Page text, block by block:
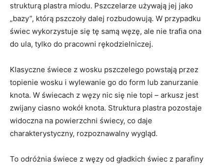
strukturą plastra miodu. Pszczelarze używają jej jako
„bazy”, którą pszczoły dalej rozbudowują. W przypadku
świec wykorzystuje się tę samą węzę, ale nie trafia ona
do ula, tylko do pracowni rękodzielniczej.
Klasyczne świece z wosku pszczelego powstają przez
topienie wosku i wylewanie go do form lub zanurzanie
knota. W świecach z węzy nic się nie topi – arkusz jest
zwijany ciasno wokół knota. Struktura plastra pozostaje
widoczna na powierzchni świecy, co daje
charakterystyczny, rozpoznawalny wygląd.
To odróżnia świece z węzy od gładkich świec z parafiny